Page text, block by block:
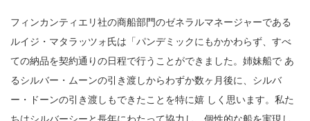
フィンカンティエリ社の商船部門のゼネラルマネージャーである
ルイジ・マタラッツォ氏は「パンデミックにもかかわらず、すべ
ての納品を契約通りの日程で行うことができました。姉妹船で あ
るシルバー・ムーンの引き渡しからわずか数ヶ月後に、シルバ
ー・ドーンの引き渡しもできたことを特に嬉 しく思います。私た